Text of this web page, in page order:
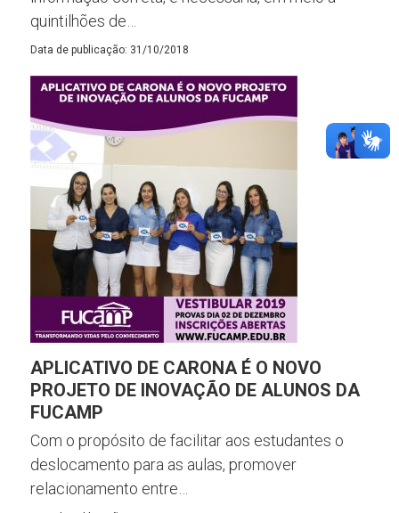
quintilhões de…
Data de publicação: 31/10/2018
APLICATIVO DE CARONA É O NOVO
PROJETO DE INOVAÇÃO DE ALUNOS DA
FUCAMP
Com o propósito de facilitar aos estudantes o
deslocamento para as aulas, promover
relacionamento entre…